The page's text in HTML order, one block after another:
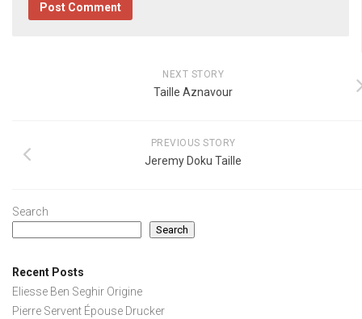
NEXT STORY
Taille Aznavour
PREVIOUS STORY
Jeremy Doku Taille
Search
Search
Recent Posts
Eliesse Ben Seghir Origine
Pierre Servent Épouse Drucker